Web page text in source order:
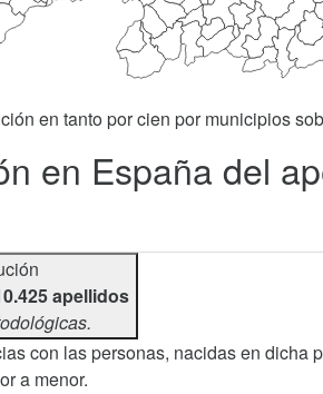
en tanto por cien por municipios
en España del
apellidos
con las personas, nacidas en dicha
a menor.